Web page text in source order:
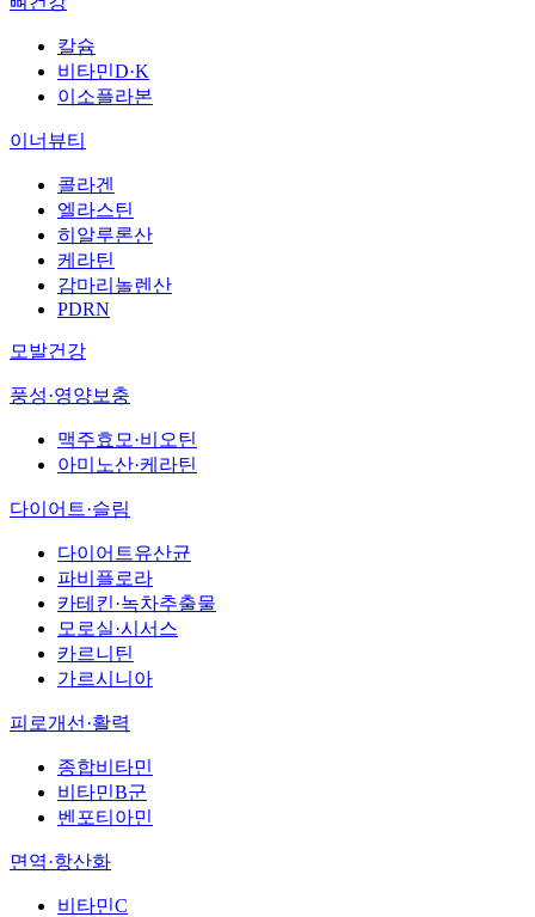
칼슘
비타민D·K
이소플라본
이너뷰티
콜라겐
엘라스틴
히알루론산
케라틴
감마리놀렌산
PDRN
모발건강
풍성·영양보충
맥주효모·비오틴
아미노산·케라틴
다이어트·슬림
다이어트유산균
파비플로라
카테킨·녹차추출물
모로실·시서스
카르니틴
가르시니아
피로개선·활력
종합비타민
비타민B군
벤포티아민
면역·항산화
비타민C